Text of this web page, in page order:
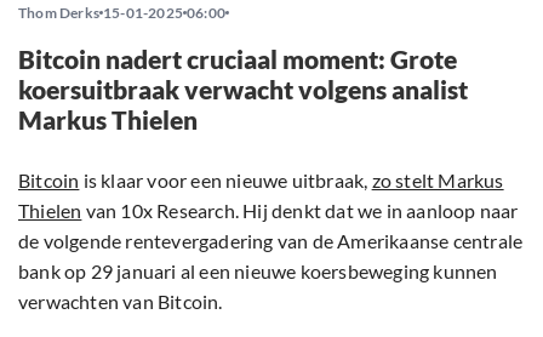
Thom Derks 15-01-2025 06:00
Bitcoin nadert cruciaal moment: Grote
koersuitbraak verwacht volgens analist
Markus Thielen
Bitcoin is klaar voor een nieuwe uitbraak, zo stelt Markus
Thielen van 10x Research. Hij denkt dat we in aanloop naar
de volgende rentevergadering van de Amerikaanse centrale
bank op 29 januari al een nieuwe koersbeweging kunnen
verwachten van Bitcoin.